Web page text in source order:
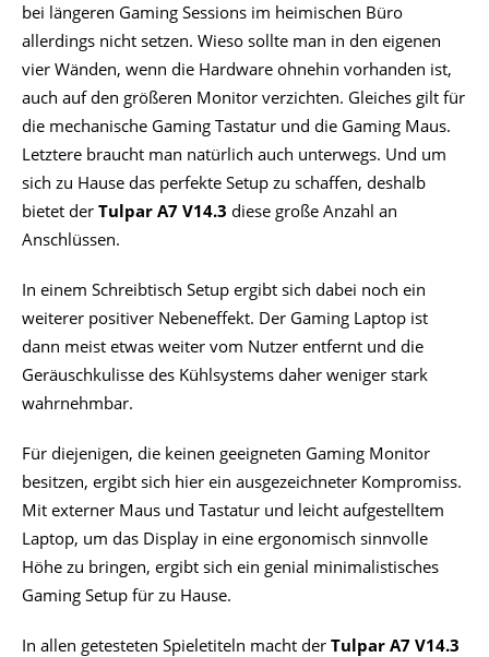
bei längeren Gaming Sessions im heimischen Büro
allerdings nicht setzen. Wieso sollte man in den eigenen
vier Wänden, wenn die Hardware ohnehin vorhanden ist,
auch auf den größeren Monitor verzichten. Gleiches gilt für
die mechanische Gaming Tastatur und die Gaming Maus.
Letztere braucht man natürlich auch unterwegs. Und um
sich zu Hause das perfekte Setup zu schaffen, deshalb
bietet der Tulpar A7 V14.3 diese große Anzahl an
Anschlüssen.
In einem Schreibtisch Setup ergibt sich dabei noch ein
weiterer positiver Nebeneffekt. Der Gaming Laptop ist
dann meist etwas weiter vom Nutzer entfernt und die
Geräuschkulisse des Kühlsystems daher weniger stark
wahrnehmbar.
Für diejenigen, die keinen geeigneten Gaming Monitor
besitzen, ergibt sich hier ein ausgezeichneter Kompromiss.
Mit externer Maus und Tastatur und leicht aufgestelltem
Laptop, um das Display in eine ergonomisch sinnvolle
Höhe zu bringen, ergibt sich ein genial minimalistisches
Gaming Setup für zu Hause.
In allen getesteten Spieletiteln macht der Tulpar A7 V14.3